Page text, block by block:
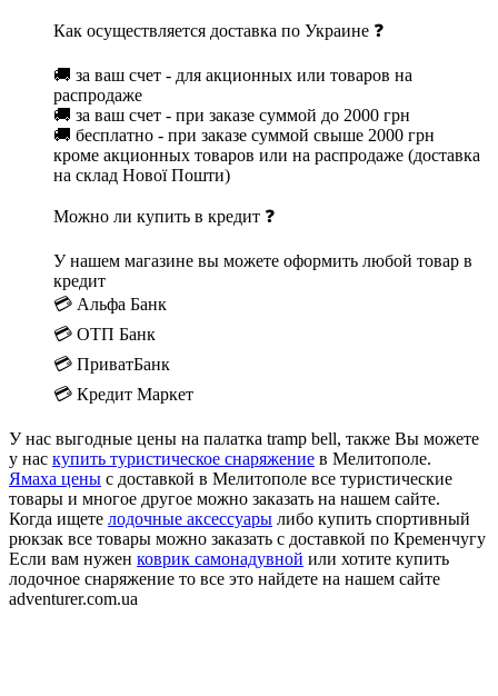
Как осуществляется доставка по Украине ❓
🚚 за ваш счет - для акционных или товаров на
распродаже
🚚 за ваш счет - при заказе суммой до 2000 грн
🚚 бесплатно - при заказе суммой свыше 2000 грн
кроме акционных товаров или на распродаже (доставка
на склад Нової Пошти)
Можно ли купить в кредит ❓
У нашем магазине вы можете оформить любой товар в
кредит
💳 Альфа Банк
💳 ОТП Банк
💳 ПриватБанк
💳 Кредит Маркет
У нас выгодные цены на палатка tramp bell, также Вы можете
у нас купить туристическое снаряжение в Мелитополе.
Ямаха цены с доставкой в Мелитополе все туристические
товары и многое другое можно заказать на нашем сайте.
Когда ищете лодочные аксессуары либо купить спортивный
рюкзак все товары можно заказать с доставкой по Кременчугу
Если вам нужен коврик самонадувной или хотите купить
лодочное снаряжение то все это найдете на нашем сайте
adventurer.com.ua